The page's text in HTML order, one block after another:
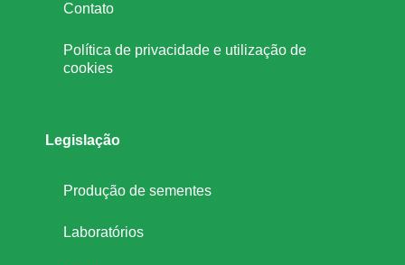
Contato
Política de privacidade e utilização de
cookies
Legislação
Produção de sementes
Laboratórios